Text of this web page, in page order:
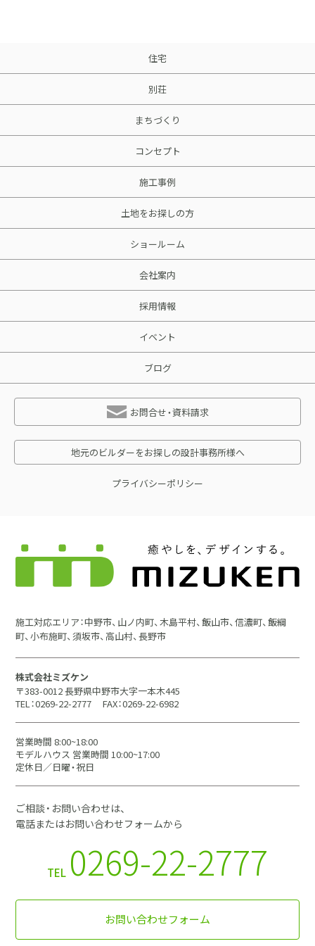
住宅
別荘
まちづくり
コンセプト
施工事例
土地をお探しの方
ショールーム
会社案内
採用情報
イベント
ブログ
お問合せ・資料請求
地元のビルダーをお探しの設計事務所様へ
プライバシーポリシー
施工対応エリア：中野市、山ノ内町、木島平村、飯山市、信濃町、飯綱
町、小布施町、須坂市、高山村、長野市
株式会社ミズケン
〒383-0012 長野県中野市大字一本木445
TEL：0269-22-2777
FAX：0269-22-6982
営業時間 8:00~18:00
モデルハウス 営業時間 10:00~17:00
定休日／日曜・祝日
ご相談・お問い合わせは、
電話またはお問い合わせフォームから
TEL 0269-22-2777
お問い合わせフォーム